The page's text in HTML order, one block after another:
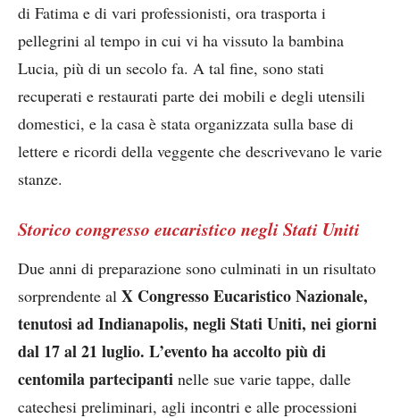
di Fatima e di vari professionisti, ora trasporta i
pellegrini al tempo in cui vi ha vissuto la bambina
Lucia, più di un secolo fa. A tal fine, sono stati
recuperati e restaurati parte dei mobili e degli utensili
domestici, e la casa è stata organizzata sulla base di
lettere e ricordi della veggente che descrivevano le varie
stanze.
Storico congresso eucaristico negli Stati Uniti
Due anni di preparazione sono culminati in un risultato
sorprendente al X Congresso Eucaristico Nazionale,
tenutosi ad Indianapolis, negli Stati Uniti, nei giorni
dal 17 al 21 luglio. L’evento ha accolto più di
centomila partecipanti nelle sue varie tappe, dalle
catechesi preliminari, agli incontri e alle processioni